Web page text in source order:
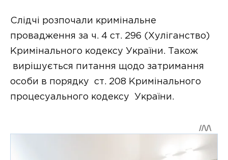
Слідчі розпочали кримінальне
провадження за ч. 4 ст. 296 (Хуліганство)
Кримінального кодексу України. Також
вирішується питання щодо затримання
особи в порядку ст. 208 Кримінального
процесуального кодексу України.